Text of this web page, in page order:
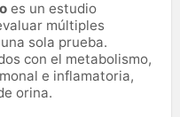
es un estudio
múltiples
sola prueba.
con el metabolismo,
e inflamatoria,
orina.